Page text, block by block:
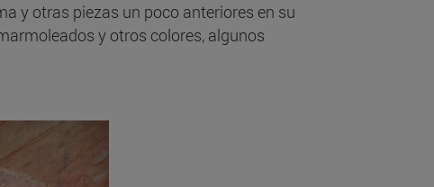
y otras piezas un poco anteriores en su
y otros colores, algunos